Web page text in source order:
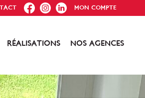
FB IG IN MON COMPTE
RÉALISATIONS NOS AGENCES